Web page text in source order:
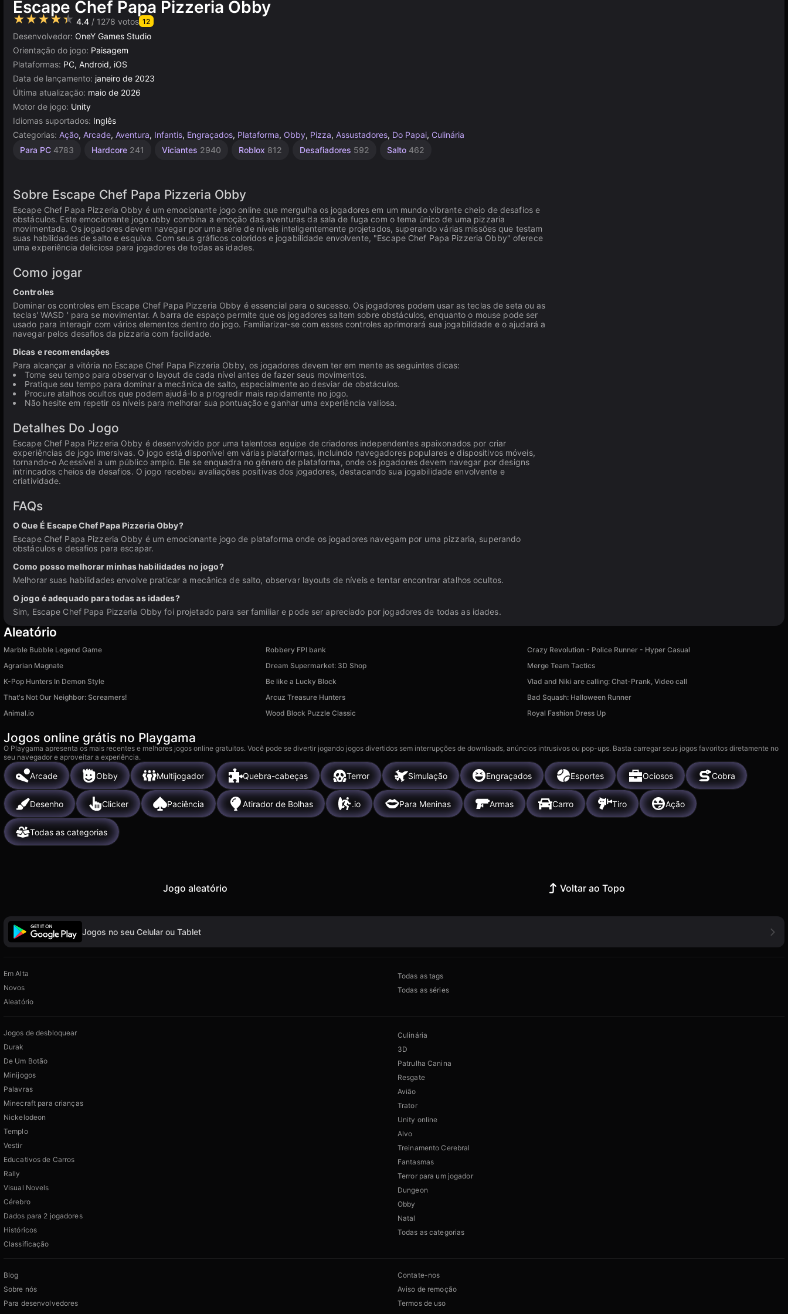
Escape Chef Papa Pizzeria Obby
★★★★★ 4.4 / 1278 votos 12
Desenvolvedor: OneY Games Studio
Orientação do jogo: Paisagem
Plataformas: PC, Android, iOS
Data de lançamento: janeiro de 2023
Última atualização: maio de 2026
Motor de jogo: Unity
Idiomas suportados: Inglês
Categorias: Ação, Arcade, Aventura, Infantis, Engraçados, Plataforma, Obby, Pizza, Assustadores, Do Papai, Culinária
Para PC 4783 Hardcore 241 Viciantes 2940 Roblox 812 Desafiadores 592 Salto 462
Desafios
Agilidade
Mesa e
De 1
Indie
Navegador
Unity
Sobre Escape Chef Papa Pizzeria Obby
Escape Chef Papa Pizzeria Obby é um emocionante jogo online que mergulha os jogadores em um mundo vibrante cheio de desafios e
obstáculos. Este emocionante jogo obby combina a emoção das aventuras da sala de fuga com o tema único de uma pizzaria
movimentada. Os jogadores devem navegar por uma série de níveis inteligentemente projetados, superando várias missões que testam
suas habilidades de salto e esquiva. Com seus gráficos coloridos e jogabilidade envolvente, "Escape Chef Papa Pizzeria Obby" oferece
uma experiência deliciosa para jogadores de todas as idades.
Como jogar
Controles
Dominar os controles em Escape Chef Papa Pizzeria Obby é essencial para o sucesso. Os jogadores podem usar as teclas de seta ou as
teclas' WASD ' para se movimentar. A barra de espaço permite que os jogadores saltem sobre obstáculos, enquanto o mouse pode ser
usado para interagir com vários elementos dentro do jogo. Familiarizar-se com esses controles aprimorará sua jogabilidade e o ajudará a
navegar pelos desafios da pizzaria com facilidade.
Dicas e recomendações
Para alcançar a vitória no Escape Chef Papa Pizzeria Obby, os jogadores devem ter em mente as seguintes dicas:
Tome seu tempo para observar o layout de cada nível antes de fazer seus movimentos.
Pratique seu tempo para dominar a mecânica de salto, especialmente ao desviar de obstáculos.
Procure atalhos ocultos que podem ajudá-lo a progredir mais rapidamente no jogo.
Não hesite em repetir os níveis para melhorar sua pontuação e ganhar uma experiência valiosa.
Detalhes Do Jogo
Escape Chef Papa Pizzeria Obby é desenvolvido por uma talentosa equipe de criadores independentes apaixonados por criar
experiências de jogo imersivas. O jogo está disponível em várias plataformas, incluindo navegadores populares e dispositivos móveis,
tornando-o Acessível a um público amplo. Ele se enquadra no gênero de plataforma, onde os jogadores devem navegar por designs
intrincados cheios de desafios. O jogo recebeu avaliações positivas dos jogadores, destacando sua jogabilidade envolvente e
criatividade.
FAQs
O Que É Escape Chef Papa Pizzeria Obby?
Escape Chef Papa Pizzeria Obby é um emocionante jogo de plataforma onde os jogadores navegam por uma pizzaria, superando
obstáculos e desafios para escapar.
Como posso melhorar minhas habilidades no jogo?
Melhorar suas habilidades envolve praticar a mecânica de salto, observar layouts de níveis e tentar encontrar atalhos ocultos.
O jogo é adequado para todas as idades?
Sim, Escape Chef Papa Pizzeria Obby foi projetado para ser familiar e pode ser apreciado por jogadores de todas as idades.
Aleatório
Marble Bubble Legend Game Robbery FPI bank
Crazy Revolution - Police Runner - Hyper Casual
Agrarian Magnate
Dream Supermarket: 3D Shop
Merge Team Tactics
K-Pop Hunters In Demon Style
Be like a Lucky Block
Vlad and Niki are calling: Chat-Prank, Video call
That's Not Our Neighbor: Screamers!
Arcuz Treasure Hunters
Bad Squash: Halloween Runner
Animal.io
Wood Block Puzzle Classic Royal Fashion Dress Up
Jogos online grátis no Playgama
O Playgama apresenta os mais recentes e melhores jogos online gratuitos. Você pode se divertir jogando jogos divertidos sem interrupções de downloads, anúncios intrusivos ou pop-ups. Basta carregar seus jogos favoritos diretamente no
seu navegador e aproveitar a experiência.
Arcade Obby Multijogador Quebra-cabeças Terror Simulação Engraçados Esportes Ociosos Cobra
Desenho Clicker Paciência Atirador de Bolhas .io Para Meninas Armas Carro Tiro Ação
Todas as categorias
Jogo aleatório Voltar ao Topo
Jogos no seu Celular ou Tablet
Em Alta
Novos
Aleatório
Todas as tags
Todas as séries
Jogos de desbloquear
Durak
De Um Botão
Minijogos
Palavras
Minecraft para crianças
Nickelodeon
Templo
Vestir
Educativos de Carros
Rally
Visual Novels
Cérebro
Dados para 2 jogadores
Históricos
Classificação
Culinária
3D
Patrulha Canina
Resgate
Avião
Trator
Unity online
Alvo
Treinamento Cerebral
Fantasmas
Terror para um jogador
Dungeon
Obby
Natal
Todas as categorias
Blog
Sobre nós
Para desenvolvedores
Contate-nos
Aviso de remoção
Termos de uso